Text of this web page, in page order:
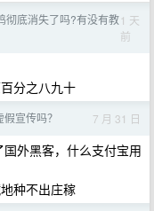
彻底消失了吗?有没有教1 天
前
分之八九十
宣传吗？ 7 月 31 日
外黑客，什么支付宝用
种不出庄稼